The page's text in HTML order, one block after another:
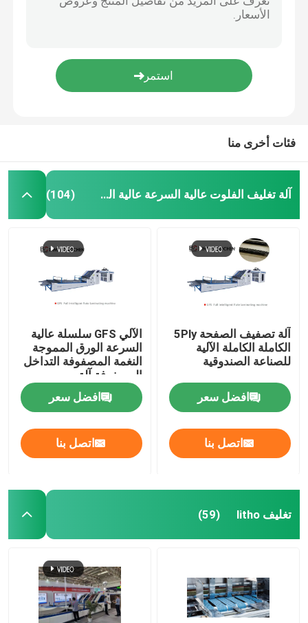
فئات أخرى منا
آلة تغليف الفلوت عالية السرعة عالية السرعة (104)
آلة تصفيف الصفحة 5Ply
الكاملة الكاملة الآلية
للصناعة الصندوقية
افضل سعر
اتصل بنا
الآلي GFS سلسلة عالية
السرعة الورق المموجة
النغمة المصفوفة التداخل
المصفوفة آلة
افضل سعر
اتصل بنا
تغليف litho (59)